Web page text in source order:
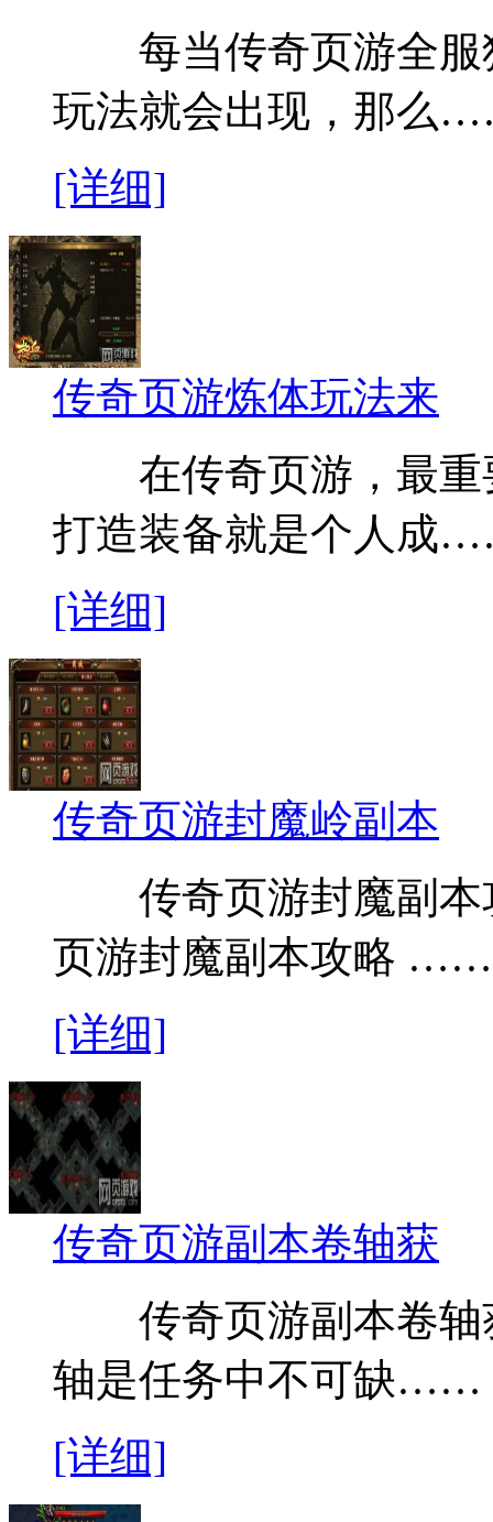
每当传奇页游全服
玩法就会出现，那么
[详细]
传奇页游炼体玩法来
在传奇页游，最重
打造装备就是个人成
[详细]
传奇页游封魔岭副本
传奇页游封魔副本
页游封魔副本攻略 ……
[详细]
传奇页游副本卷轴获
传奇页游副本卷轴
轴是任务中不可缺……
[详细]